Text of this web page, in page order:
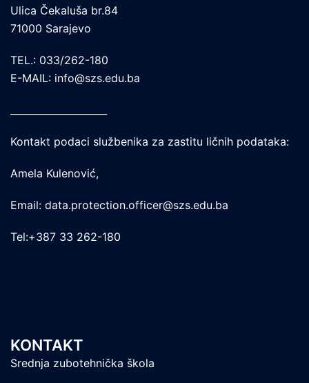
Ulica Čekaluša br.84
71000 Sarajevo
TEL.: 033/262-180
E-MAIL: info@szs.edu.ba
Kontakt podaci službenika za zastitu ličnih podataka:
Amela Kulenović,
Email: data.protection.officer@szs.edu.ba
Tel:+387 33 262-180
KONTAKT
Srednja zubotehnička škola